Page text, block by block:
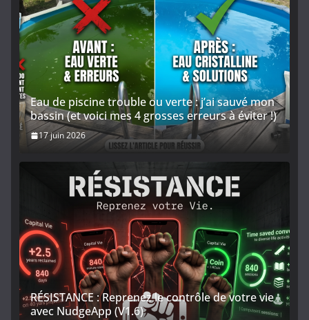
Eau de piscine trouble ou verte : j’ai sauvé mon
bassin (et voici mes 4 grosses erreurs à éviter !)
17 juin 2026
RÉSISTANCE : Reprenez le contrôle de votre vie
avec NudgeApp (V1.6)